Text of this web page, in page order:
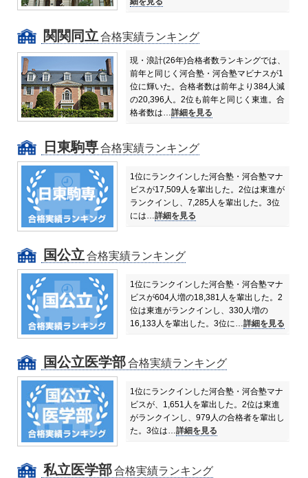
関関同立 合格実績ランキング
現・浪計(26年)合格者数ランキングでは、
前年と同じく河合塾・河合塾マビナスが1
位に輝いた。合格者数は前年より384人減
の20,396人。 2位も前年と同じく東進。合
格者数は…詳細を見る
日東駒専合格実績ランキング
1位にランクインした河合塾・河合塾マナ
ビスが17,509人を輩出した。 2位は東進が
ランクインし、7,285人を輩出した。 3位
には…詳細を見る
国公立 合格実績ランキング
1位にランクインした河合塾・河合塾マナ
ビスが604人増の18,381人を輩出した。 2
位は東進がランクインし、330人増の
16,133人を輩出した。 3位に… 詳細を見る
国公立医学部合格実績ランキング
1位にランクインした河合塾・河合塾マナ
ビスが、1,651人を輩出した。 2位は東進
がランクインし、979人の合格者を輩出し
た。 3位は…詳細を見る
私立医学部合格実績ランキング